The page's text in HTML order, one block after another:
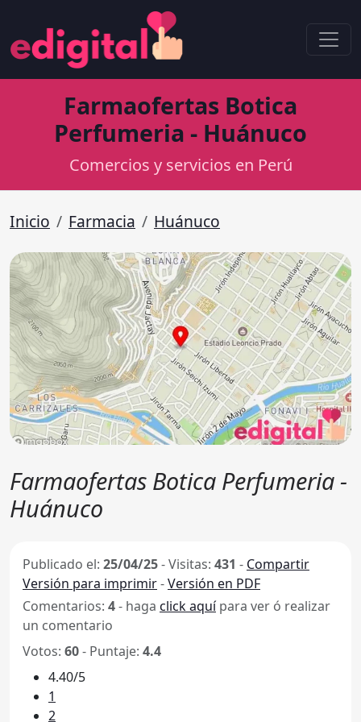
Farmaofertas Botica
Perfumeria - Huánuco
Comercios y servicios en Perú
Inicio Farmacia Huánuco
Farmaofertas Botica Perfumeria -
Huánuco
Publicado el: 25/04/25-Visitas: 431 - Compartir
Versión para imprimir-Versión en PDF
Comentarios: 4- haga click aquípara ver ó realizar
un comentario
Votos: 60- Puntaje: 4.4
4.40/5
1
2